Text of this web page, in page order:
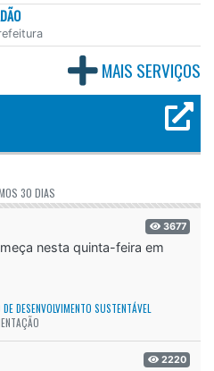
MAIS SERVIÇOS
30 DIAS
3677
nesta quinta-feira em
DESENVOLVIMENTO SUSTENTÁVEL
2220